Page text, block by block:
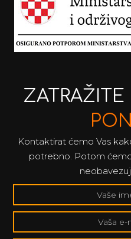
ZATRAŽITE
Kontaktirat ćemo Vas
potrebno. Potom